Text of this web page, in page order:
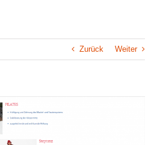
Zurück Weiter